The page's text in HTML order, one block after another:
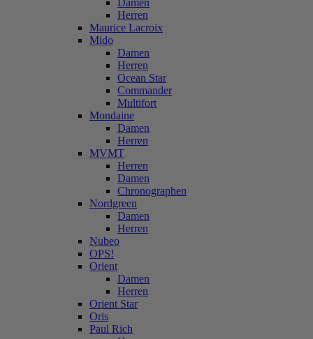
Damen
Herren
Maurice Lacroix
Mido
Damen
Herren
Ocean Star
Commander
Multifort
Mondaine
Damen
Herren
MVMT
Herren
Damen
Chronographen
Nordgreen
Damen
Herren
Nubeo
OPS!
Orient
Damen
Herren
Orient Star
Oris
Paul Rich